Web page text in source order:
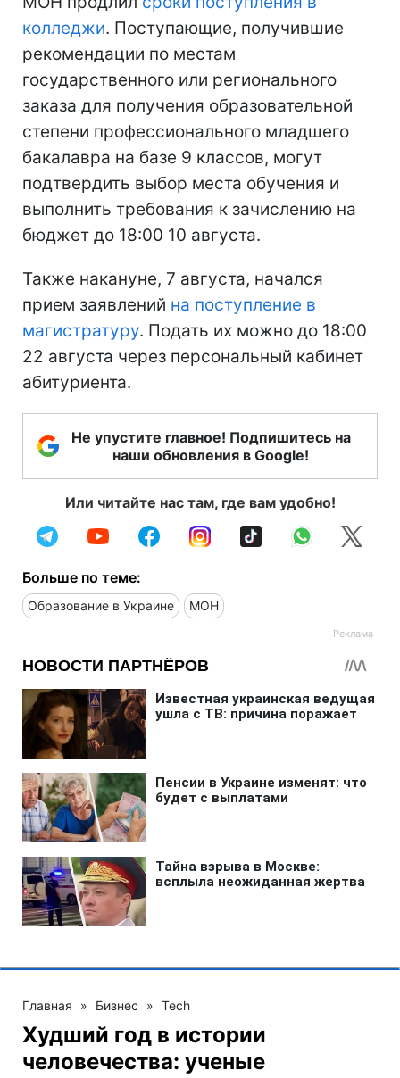
колледжи. Поступающие, получившие
рекомендации по местам
государственного или регионального
заказа для получения образовательной
степени профессионального младшего
бакалавра на базе 9 классов, могут
подтвердить выбор места обучения и
выполнить требования к зачислению на
бюджет до 18:00 10 августа.
Также накануне, 7 августа, начался
прием заявлений на поступление в
магистратуру. Подать их можно до 18:00
22 августа через персональный кабинет
абитуриента.
Не упустите главное! Подпишитесь на
наши обновления в Google!
Или читайте нас там, где вам удобно!
Больше по теме:
Образование в Украине МОН
Главная » Бизнес » Tech
Худший год в истории
человечества: ученые